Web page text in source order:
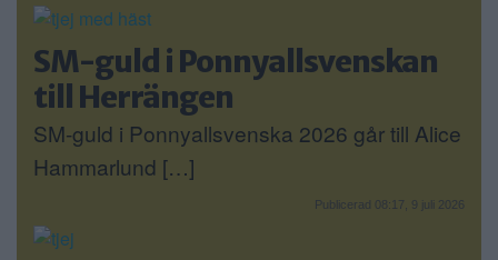
SM-guld i Ponnyallsvenskan
till Herrängen
SM-guld i Ponnyallsvenska 2026 går till Alice
Hammarlund […]
Publicerad 08:17, 9 juli 2026